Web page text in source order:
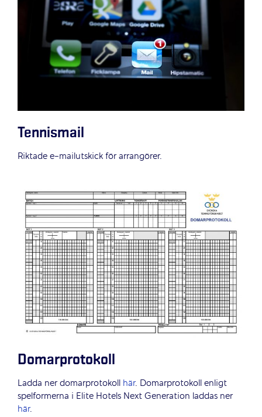
Tennismail
Riktade e-mailutskick för arrangörer.
Domarprotokoll
Ladda ner domarprotokoll här. Domarprotokoll enligt
spelformerna i Elite Hotels Next Generation laddas ner
här.